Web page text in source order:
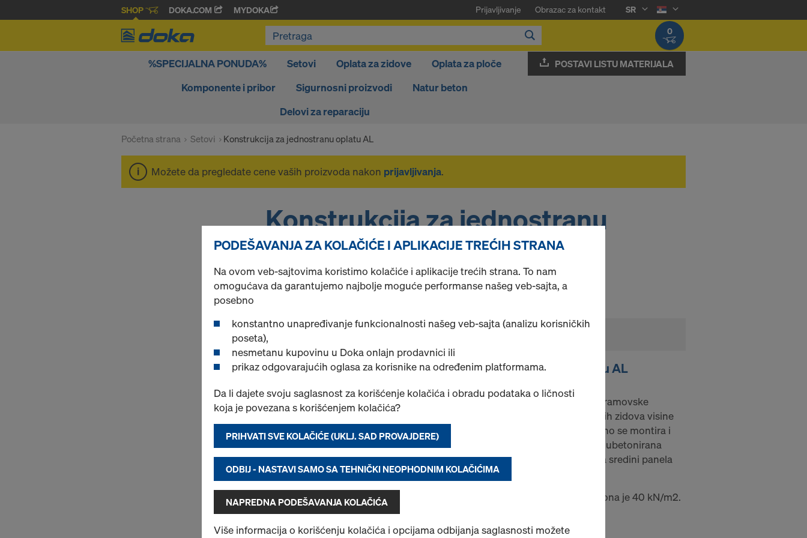
SHOP DOKA.COM MYDOKA Prijavljivanje Obrazac za kontakt
SR
0
%SPECIJALNA PONUDA% Setovi Oplata za zidove
Oplata za ploče
Komponente i pribor
Sigurnosni proizvodi
Natur beton
Delovi za reparaciju
POSTAVI LISTU MATERIJALA
Početna strana Setovi Konstrukcija za jednostranu oplatu AL
Možete da pregledate cene vaših proizvoda nakon prijavljivanja.
Konstrukcija za jednostranu
oplatu AL
Konstrukcija za jednostranu oplatu AL
Jedinični set potporne AL konstrukcije za ramovske
sisteme oplate, za podupiranje jednostranih zidova visine
do 3,0m. Svaka jedinica stoji zasebno, ručno se montira i
prenosi. Povezuje se na po 2 pripremljena ubetonirana
ankera (nisu uključeni u set) i oslanja se na sredini panela
oplate.
Maksimalni dozvoljeni pritisak svežeg betona je 40 kN/m2.
Novo
PODEŠAVANJA ZA KOLAČIĆE I APLIKACIJE TREĆIH STRANA
Na ovom veb-sajtovima koristimo kolačiće i aplikacije trećih strana. To nam
omogućava da garantujemo najbolje moguće performanse našeg veb-sajta, a
posebno
konstantno unapređivanje funkcionalnosti našeg veb-sajta (analizu korisničkih
poseta),
nesmetanu kupovinu u Doka onlajn prodavnici ili
prikaz odgovarajućih oglasa za korisnike na određenim platformama.
Da li dajete svoju saglasnost za korišćenje kolačića i obradu podataka o ličnosti
koja je povezana s korišćenjem kolačića?
PRIHVATI SVE KOLAČIĆE (UKLJ. SAD PROVAJDERE)
ODBIJ - NASTAVI SAMO SA TEHNIČKI NEOPHODNIM KOLAČIĆIMA
NAPREDNA PODEŠAVANJA KOLAČIĆA
Više informacija o korišćenju kolačića i opcijama odbijanja saglasnosti možete